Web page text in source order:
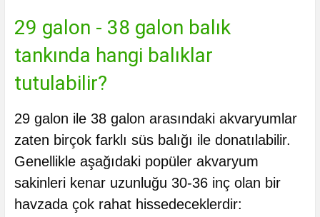
29 galon - 38 galon balık
tankında hangi balıklar
tutulabilir?
29 galon ile 38 galon arasındaki akvaryumlar
zaten birçok farklı süs balığı ile donatılabilir.
Genellikle aşağıdaki popüler akvaryum
sakinleri kenar uzunluğu 30-36 inç olan bir
havzada çok rahat hissedeceklerdir: